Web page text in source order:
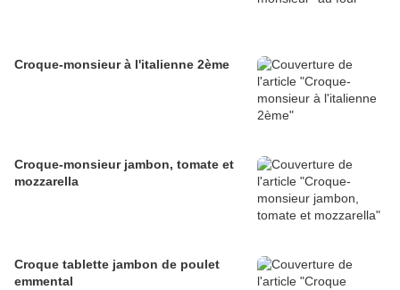
Croque-monsieur à l'italienne 2ème
Croque-monsieur jambon, tomate et
mozzarella
Croque tablette jambon de poulet
emmental